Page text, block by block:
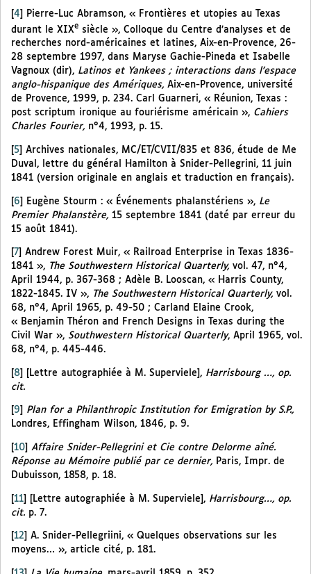
[4]
Pierre-Luc Abramson, « Frontières et utopies au Texas
durant le XIXe siècle », Colloque du Centre d’analyses et de
recherches nord-américaines et latines, Aix-en-Provence, 26-
28 septembre 1997, dans Maryse Gachie-Pineda et Isabelle
Vagnoux (dir), Latinos et Yankees ; interactions dans l’espace
anglo-hispanique des Amériques, Aix-en-Provence, université
de Provence, 1999, p. 234. Carl Guarneri, « Réunion, Texas :
post scriptum ironique au fouriérisme américain », Cahiers
Charles Fourier, n°4, 1993, p. 15.
5
Archives nationales, MC/ET/CVII/835 et 836, étude de Me
Duval, lettre du général Hamilton à Snider-Pellegrini, 11 juin
1841 (version originale en anglais et traduction en français).
[6] Eugène Stourm : « Événements phalanstériens », Le
Premier Phalanstère, 15 septembre 1841 (daté par erreur du
15 août 1841).
7
Andrew Forest Muir, « Railroad Enterprise in Texas 1836-
1841 », The Southwestern Historical Quarterly, vol. 47, n°4,
April 1944, p. 367-368 ; Adèle B. Looscan, « Harris County,
1822-1845. IV », The Southwestern Historical Quarterly, vol.
68, n°4, April 1965, p. 49-50 ; Carland Elaine Crook,
« Benjamin Théron and French Designs in Texas during the
Civil War », Southwestern Historical Quarterly, April 1965, vol.
68, n°4, p. 445-446.
[8] [Lettre autographiée à M. Superviele], Harrisbourg …, op.
cit.
9
Plan for a Philanthropic Institution for Emigration by S.P.,
Londres, Effingham Wilson, 1846, p. 9.
10
Affaire Snider-Pellegrini et Cie contre Delorme aîné.
Réponse au Mémoire publié par ce dernier, Paris, Impr. de
Dubuisson, 1858, p. 18.
[11] [Lettre autographiée à M. Superviele], Harrisbourg…, op.
cit. p. 7.
12
A. Snider-Pellegriini, « Quelques observations sur les
moyens… », article cité, p. 181.